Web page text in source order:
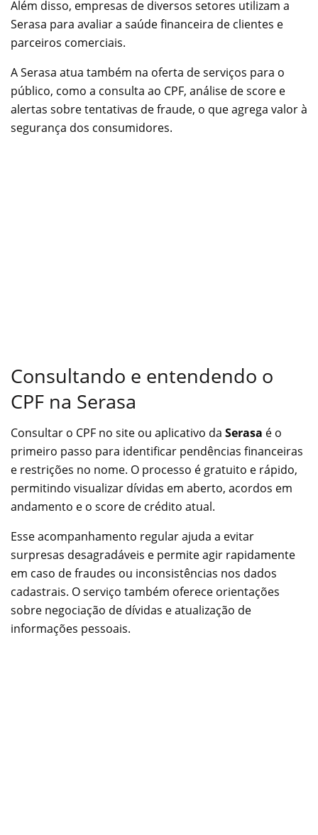
Além disso, empresas de diversos setores utilizam a
Serasa para avaliar a saúde financeira de clientes e
parceiros comerciais.
A Serasa atua também na oferta de serviços para o
público, como a consulta ao CPF, análise de score e
alertas sobre tentativas de fraude, o que agrega valor à
segurança dos consumidores.
Consultando e entendendo o
CPF na Serasa
Consultar o CPF no site ou aplicativo da Serasa é o
primeiro passo para identificar pendências financeiras
e restrições no nome. O processo é gratuito e rápido,
permitindo visualizar dívidas em aberto, acordos em
andamento e o score de crédito atual.
Esse acompanhamento regular ajuda a evitar
surpresas desagradáveis e permite agir rapidamente
em caso de fraudes ou inconsistências nos dados
cadastrais. O serviço também oferece orientações
sobre negociação de dívidas e atualização de
informações pessoais.